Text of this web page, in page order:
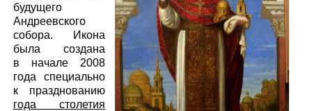
будущего
Андреевского
собора. Икона
была создана
в начале 2008
года специально
к празднованию
года столетия